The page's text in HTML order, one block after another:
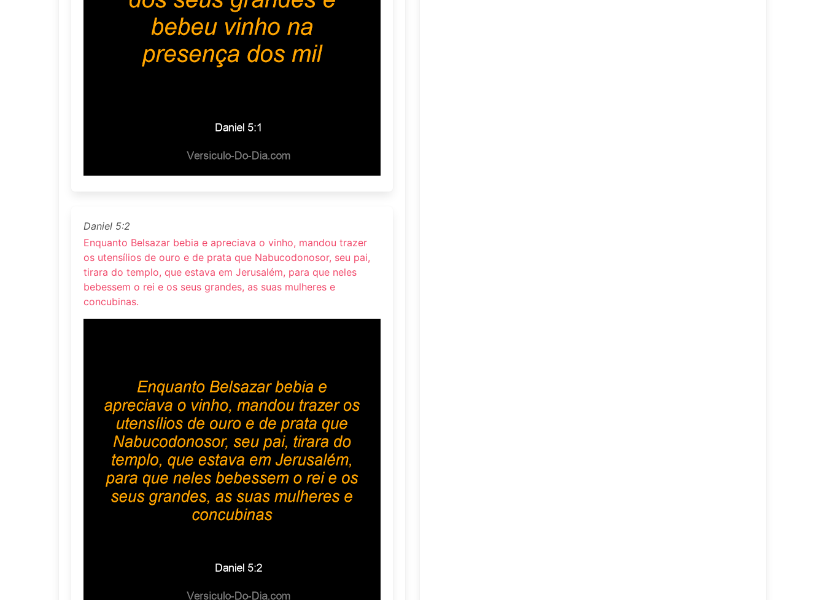
Daniel 5:2
Enquanto Belsazar bebia e apreciava o vinho, mandou trazer
os utensílios de ouro e de prata que Nabucodonosor, seu pai,
tirara do templo, que estava em Jerusalém, para que neles
bebessem o rei e os seus grandes, as suas mulheres e
concubinas.